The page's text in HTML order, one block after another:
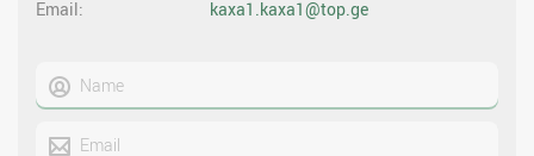
Email
kaxa1.kaxa1@top.ge